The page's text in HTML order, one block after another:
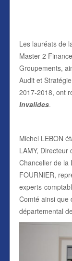
Les lauréats de
Master 2
Groupements,
Audit et
2017-2018, ont
Invalides.
Michel LEBON
LAMY, Directeur
Chancelier de la
FOURNIER,
experts-
Comté ainsi que
départemental